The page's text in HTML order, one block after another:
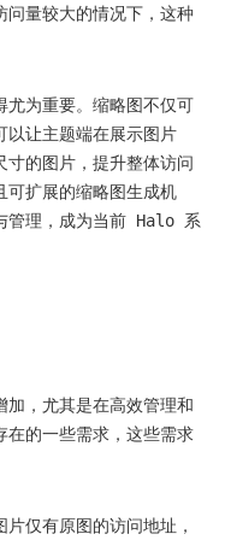
问量较大的情况下，这种
尤为重要。缩略图不仅可
以让主题端在展示图片
寸的图片，提升整体访问
可扩展的缩略图生成机
管理，成为当前 Halo 系
加，尤其是在高效管理和
在的一些需求，这些需求
仅有原图的访问地址，